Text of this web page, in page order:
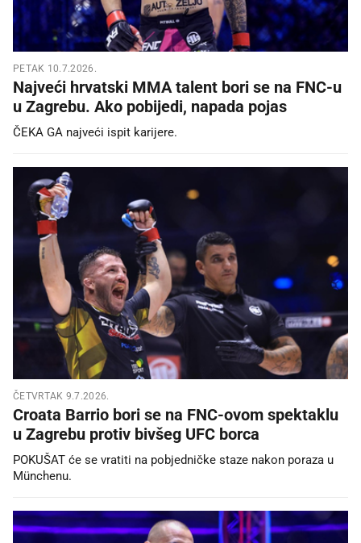
PETAK 10.7.2026.
Najveći hrvatski MMA talent bori se na FNC-u
u Zagrebu. Ako pobijedi, napada pojas
ČEKA GA najveći ispit karijere.
ČETVRTAK 9.7.2026.
Croata Barrio bori se na FNC-ovom spektaklu
u Zagrebu protiv bivšeg UFC borca
POKUŠAT će se vratiti na pobjedničke staze nakon poraza u
Münchenu.